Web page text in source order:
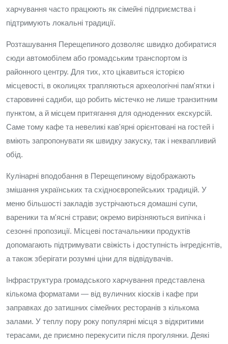
харчування часто працюють як сімейні підприємства і
підтримують локальні традиції.
Розташування Перещепиного дозволяє швидко добиратися
сюди автомобілем або громадським транспортом із
районного центру. Для тих, хто цікавиться історією
місцевості, в околицях трапляються археологічні пам'ятки і
старовинні садиби, що робить містечко не лише транзитним
пунктом, а й місцем притягання для одноденних екскурсій.
Саме тому кафе та невеликі кав'ярні орієнтовані на гостей і
вміють запропонувати як швидку закуску, так і неквапливий
обід.
Кулінарні вподобання в Перещепиному відображають
змішання українських та східноєвропейських традицій. У
меню більшості закладів зустрічаються домашні супи,
вареники та м'ясні страви; окремо вирізняються випічка і
сезонні пропозиції. Місцеві постачальники продуктів
допомагають підтримувати свіжість і доступність інгредієнтів,
а також зберігати розумні ціни для відвідувачів.
Інфраструктура громадського харчування представлена
кількома форматами — від вуличних кіосків і кафе при
заправках до затишних сімейних ресторанів з кількома
залами. У теплу пору року популярні місця з відкритими
терасами, де приємно перекусити після прогулянки. Деякі